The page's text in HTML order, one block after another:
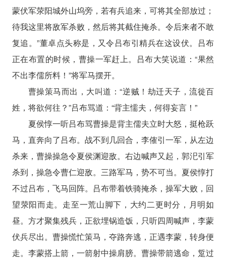
蒙伏军荥阳城外山坞旁，若有兵追来，可将其全部放过；
待我这里将敌军杀败，然后将其截住掩杀。令后来者不敢
复追。”董卓点头称是，又令吕布引精兵在这设伏。吕布
正在布置的时候，曹操一军赶上。吕布大笑说道：“果然
不出李儒所料！”将军马摆开。
曹操策马而出，大叫道：“逆贼！劫迁天子，流徙百
姓，将欲何往？”吕布骂道：“背主懦夫，何得妄言！”
夏侯惇一听吕布骂曹操是背主儒夫立时大怒，挺枪跃
马，直奔向了吕布。战不到几回合，李傕引一军，从左边
杀来，曹操操急令夏侯渊迎敌。右边喊声又起，郭汜引军
杀到，操急令曹仁迎敌。三路军马，势不可当。夏侯惇打
不过吕布，飞马回阵。吕布带着铁骑掩杀，操军大败，回
望荥阳而走。走至一荒山脚下，大约二更时分，月明如
昼。方才聚集残兵，正欲埋锅造饭，只听四周喊声，李蒙
伏兵尽出。曹操慌忙策马，夺路奔逃，正遇李蒙，转身便
走。李蒙搭上箭，一箭射中操肩膀。曹操带箭逃命，踅过